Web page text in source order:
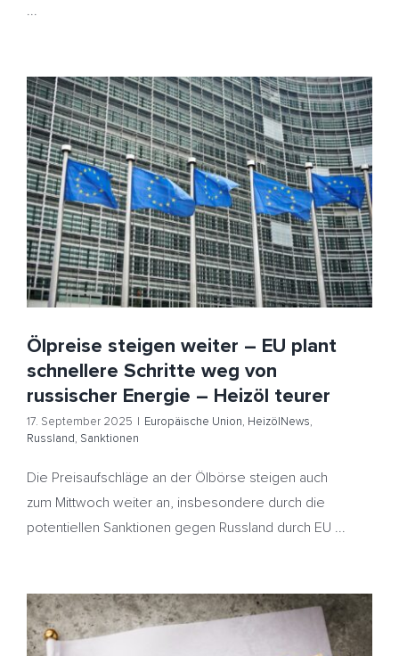
...
Ölpreise steigen weiter – EU plant schnellere Schritte
weg von russischer Energie – Heizöl teurer
Europäische Union HeizölNews Russland Sanktionen
Ölpreise steigen weiter – EU plant
schnellere Schritte weg von
russischer Energie – Heizöl teurer
17. September 2025 | Europäische Union, HeizölNews,
Russland, Sanktionen
Die Preisaufschläge an der Ölbörse steigen auch
zum Mittwoch weiter an, insbesondere durch die
potentiellen Sanktionen gegen Russland durch EU ...